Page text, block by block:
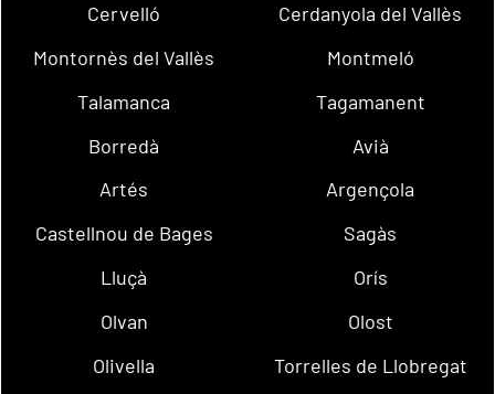
Cervelló
Cerdanyola del Vallès
Montornès del Vallès
Montmeló
Talamanca
Tagamanent
Borredà
Avià
Artés
Argençola
Castellnou de Bages
Sagàs
Lluçà
Orís
Olvan
Olost
Olivella
Torrelles de Llobregat